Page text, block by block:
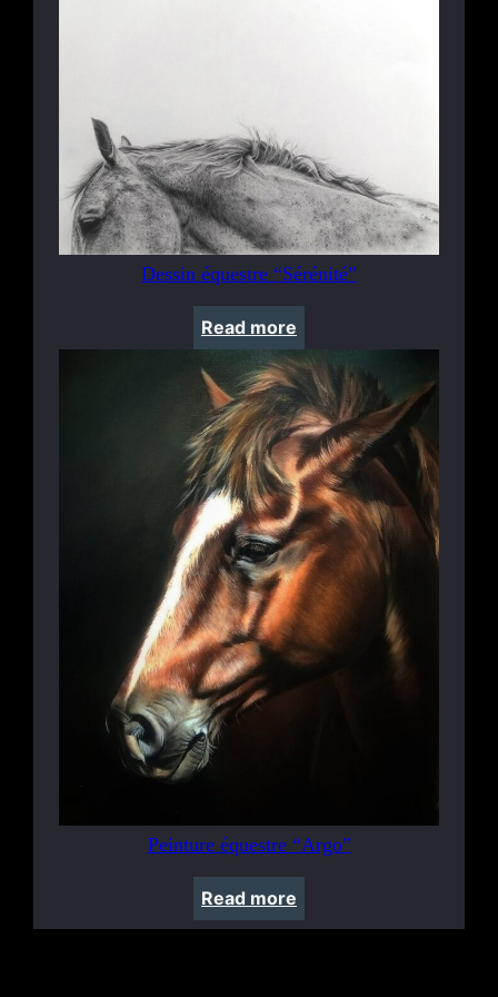
Dessin équestre “Sérénité”
Read more
Peinture équestre “Argo”
Read more